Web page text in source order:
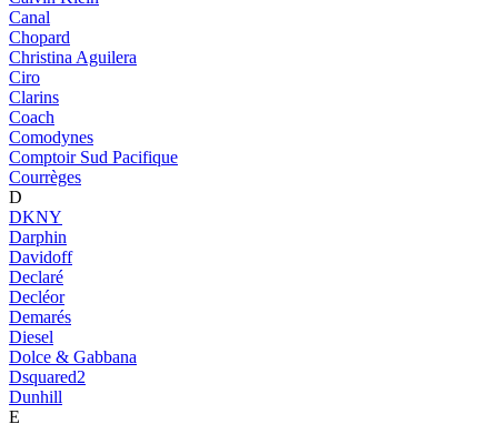
Canal
Chopard
Christina Aguilera
Ciro
Clarins
Coach
Comodynes
Comptoir Sud Pacifique
Courrèges
D
DKNY
Darphin
Davidoff
Declaré
Decléor
Demarés
Diesel
Dolce & Gabbana
Dsquared2
Dunhill
E